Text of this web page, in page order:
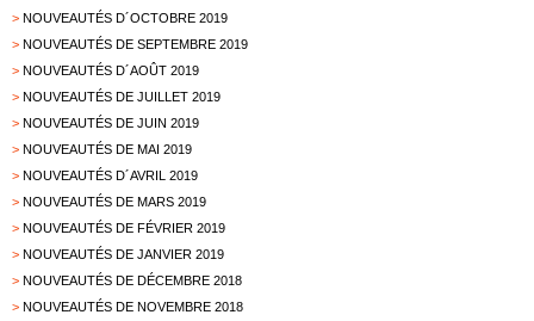
> NOUVEAUTÉS D´OCTOBRE 2019
> NOUVEAUTÉS DE SEPTEMBRE 2019
> NOUVEAUTÉS D´AOÛT 2019
> NOUVEAUTÉS DE JUILLET 2019
> NOUVEAUTÉS DE JUIN 2019
> NOUVEAUTÉS DE MAI 2019
> NOUVEAUTÉS D´AVRIL 2019
> NOUVEAUTÉS DE MARS 2019
> NOUVEAUTÉS DE FÉVRIER 2019
> NOUVEAUTÉS DE JANVIER 2019
> NOUVEAUTÉS DE DÉCEMBRE 2018
> NOUVEAUTÉS DE NOVEMBRE 2018